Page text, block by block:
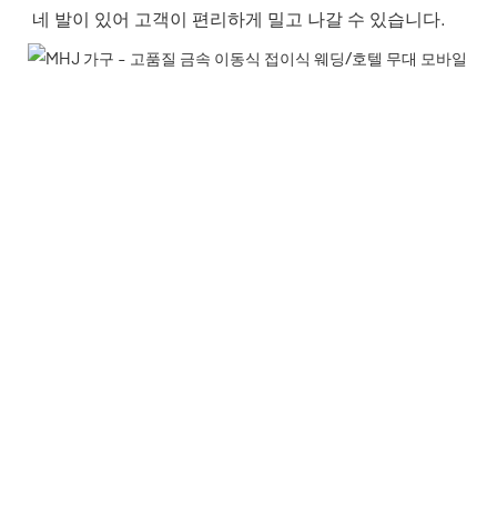
네 발이 있어 고객이 편리하게 밀고 나갈 수 있습니다.